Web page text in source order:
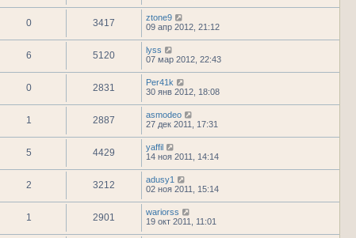
0 3417
ztone9
09 апр 2012, 21:12
6 5120
lyss
07 мар 2012, 22:43
0 2831
Per41k
30 янв 2012, 18:08
1 2887
asmodeo
27 дек 2011, 17:31
5 4429
yaffil
14 ноя 2011, 14:14
2 3212
adusy1
02 ноя 2011, 15:14
1 2901
wariorss
19 окт 2011, 11:01